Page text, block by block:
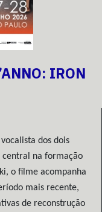
IRON
dos dois
na formação
o filme acompanha
mais recente,
de reconstrução